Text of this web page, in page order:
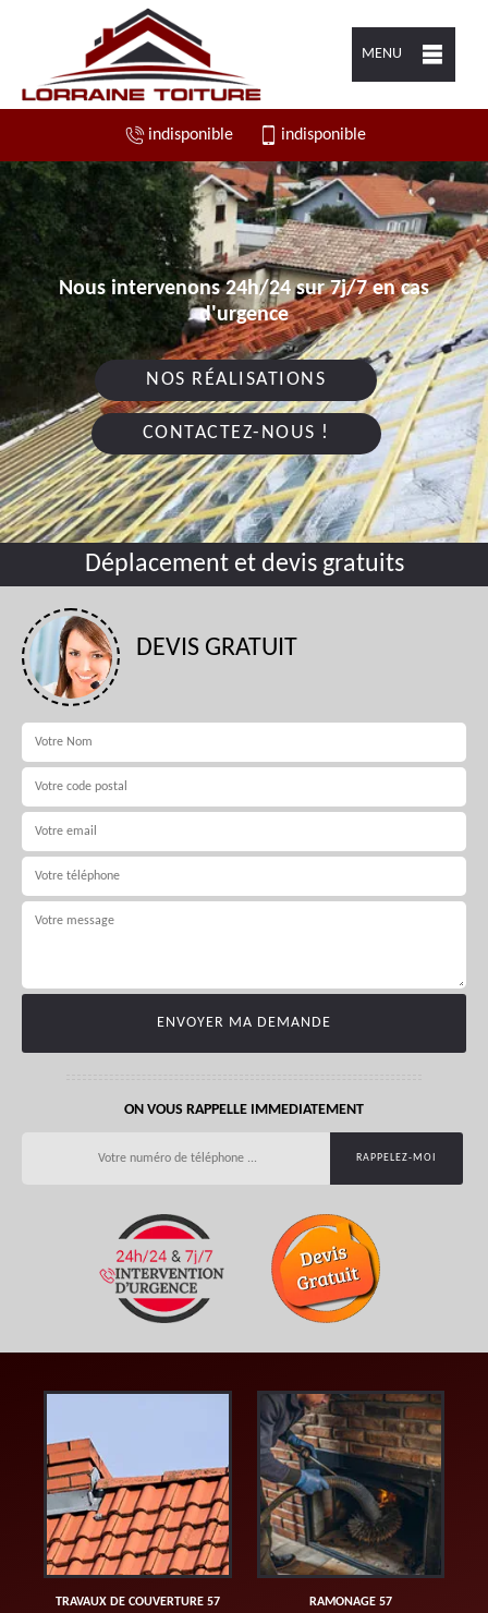
MENU
indisponible indisponible
Nous intervenons 24h/24 sur 7j/7 en cas
d'urgence
NOS RÉALISATIONS
CONTACTEZ-NOUS !
Déplacement et devis gratuits
DEVIS GRATUIT
ON VOUS RAPPELLE IMMEDIATEMENT
TRAVAUX DE COUVERTURE 57 RAMONAGE 57